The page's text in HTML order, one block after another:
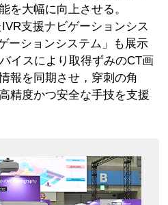
を大幅に向上させる。
支援ナビゲーションシス
ーションシステム」も展示
イスにより取得ずみのCT画
報を同期させ，穿刺の角
精度かつ安全な手技を支援